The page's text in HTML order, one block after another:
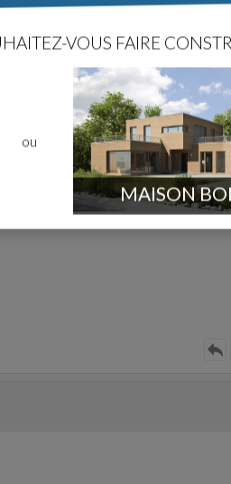
VOUS FAIRE
ou
MAISON